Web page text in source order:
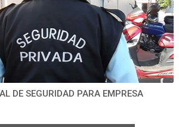
DE SEGURIDAD PARA EMPRESA